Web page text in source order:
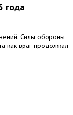
года
Силы обороны
как враг продолжал